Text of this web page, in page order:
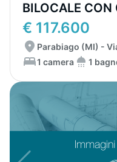
BILOCALE CON
€ 117.600
Parabiago (MI) -
1 camera
1